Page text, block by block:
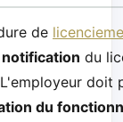
de
notification du
doit
du